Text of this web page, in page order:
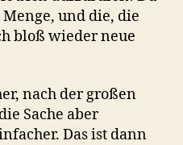
und die, die
bloß wieder neue
nach der großen
Sache aber
Das ist dann